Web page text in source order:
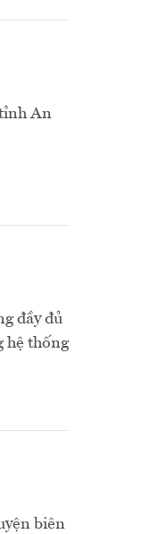
An
đầy đủ
hệ thống
biên